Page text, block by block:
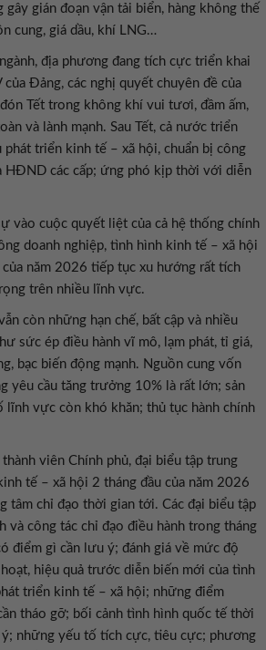
gián đoạn vận tải biển, hàng không thế
cung, giá dầu, khí LNG…
địa phương đang tích cực triển khai
Đảng, các nghị quyết chuyên đề của
Tết trong không khí vui tươi, đầm ấm,
và lành mạnh. Sau Tết, cả nước triển
phát triển kinh tế – xã hội, chuẩn bị công
HĐND các cấp; ứng phó kịp thời với diễn
vào cuộc quyết liệt của cả hệ thống chính
doanh nghiệp, tình hình kinh tế – xã hội
của năm 2026 tiếp tục xu hướng rất tích
trên nhiều lĩnh vực.
còn những hạn chế, bất cập và nhiều
sức ép điều hành vĩ mô, lạm phát, tỉ giá,
bạc biến động mạnh. Nguồn cung vốn
yêu cầu tăng trưởng 10% là rất lớn; sản
lĩnh vực còn khó khăn; thủ tục hành chính
thành viên Chính phủ, đại biểu tập trung
tế – xã hội 2 tháng đầu của năm 2026
tâm chỉ đạo thời gian tới. Các đại biểu tập
và công tác chỉ đạo điều hành trong tháng
điểm gì cần lưu ý; đánh giá về mức độ
hiệu quả trước diễn biến mới của tình
triển kinh tế – xã hội; những điểm
tháo gỡ; bối cảnh tình hình quốc tế thời
những yếu tố tích cực, tiêu cực; phương